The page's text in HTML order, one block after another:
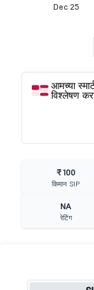
Dec 25
आमच्या
विश्लेषण
₹ 100
किमान SIP
NA
रेटिंग